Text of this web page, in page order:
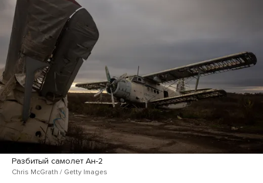
Разбитый самолет Ан-2
Chris McGrath / Getty Images